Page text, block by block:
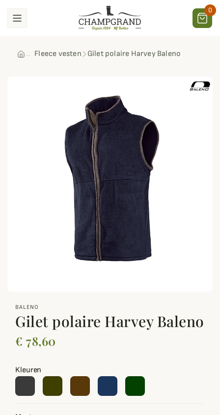
0
Fleece vesten Gilet polaire Harvey Baleno
BALENO
Gilet polaire Harvey Baleno
€ 78,60
Kleuren